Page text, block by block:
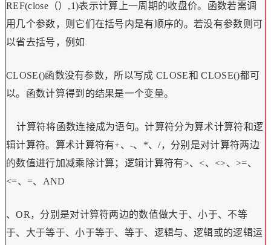
REF(close（）,1)表示计算上一周期的收盘价。函数若需调
用几个参数，则它们在括号内是有顺序的。若没有参数则可
以省去括号，例如
CLOSE()函数没有参数，所以写成CLOSE和CLOSE()都可
以。函数计算得到的结果是一个变量。
计算符将函数连接成为语句。计算符分为算术计算符和逻
辑计算符。算术计算符有+、-、*、/，分别是对计算符两边
的数值进行加减乘除计算；逻辑计算符有>、<、<>、>=、
<=、=、AND
、OR，分别是对计算符两边的数值做大于、小于、不等
于、大于等于、小于等于、等于、逻辑与、逻辑或的逻辑运